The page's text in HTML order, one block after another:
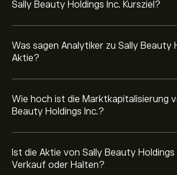
Sally Beauty Holdings Inc. Kursziel?
Was sagen Analytiker zu Sally Beauty
Aktie?
Wie hoch ist die Marktkapitalisierung
Beauty Holdings Inc.?
Ist die Aktie von Sally Beauty Holdings
Verkauf oder Halten?